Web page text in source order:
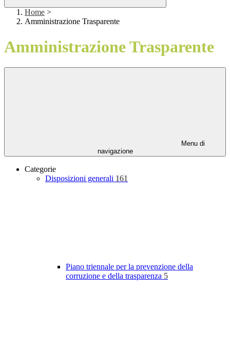
Home >
Amministrazione Trasparente
Amministrazione Trasparente
Menu di
navigazione
Categorie
Disposizioni generali 161
Piano triennale per la prevenzione della
corruzione e della trasparenza 5